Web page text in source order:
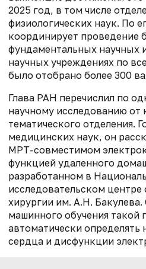
2025 год, в том числе
физиологических наук. По
координирует проведение
фундаментальных научных
научных учреждениях по
было отобрано более 300
Глава РАН перечислил по
научному исследованию от
тематического отделения.
медицинских наук, он
МРТ-совместимом
функцией удаленного
разработанном в
исследовательском
хирургии им. А.Н.
машинного обучения такой
автоматически определять
сердца и дисфункции